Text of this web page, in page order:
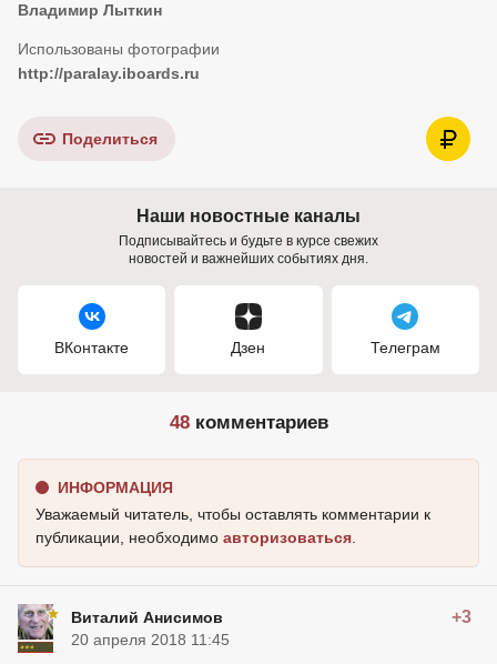
Владимир Лыткин
http://paralay.iboards.ru
Поделиться
Наши новостные каналы
Подписывайтесь и будьте в курсе свежих
новостей и важнейших событиях дня.
ВКонтакте Дзен Телеграм
48комментариев
ИНФОРМАЦИЯ
Уважаемый читатель, чтобы оставлять комментарии к
публикации, необходимо авторизоваться
Виталий Анисимов +3
20 апреля 2018 11:45